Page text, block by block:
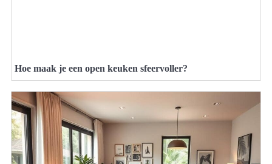
Hoe maak je een open keuken sfeervoller?